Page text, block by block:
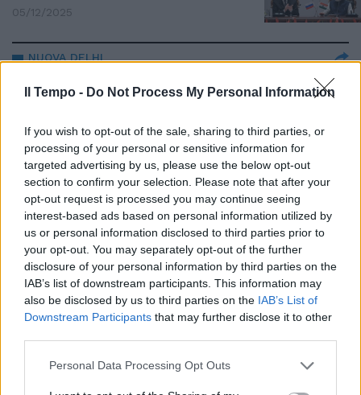
Il Tempo - Do Not Process My Personal Information
If you wish to opt-out of the sale, sharing to third parties, or
processing of your personal or sensitive information for
targeted advertising by us, please use the below opt-out
section to confirm your selection. Please note that after your
opt-out request is processed you may continue seeing
interest-based ads based on personal information utilized by
us or personal information disclosed to third parties prior to
your opt-out. You may separately opt-out of the further
disclosure of your personal information by third parties on the
IAB’s list of downstream participants. This information may
also be disclosed by us to third parties on the IAB’s List of
Downstream Participants that may further disclose it to other
Personal Data Processing Opt Outs
05/12/2025
NUOVA DELHI
Putin a Modi: "Continueremo a
fornire petrolio all'India. C'è
05/12/2025
SUMMIT IN CINA
"Ordine mondiale multipolare". Il
piano di Xi, Putin e Modi e il
messaggio all'Occidente
31/08/2025
SCENARI GLOBALI
Usa, Russia, India e Cina: gli
assente